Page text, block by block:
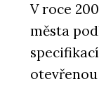
V roce
města